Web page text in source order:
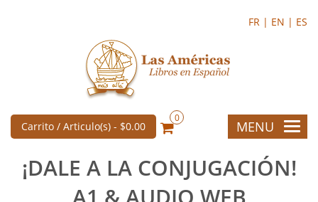
FR | EN | ES
Carrito / Articulo(s) - $0.00
0
MENU
¡DALE A LA CONJUGACIÓN!